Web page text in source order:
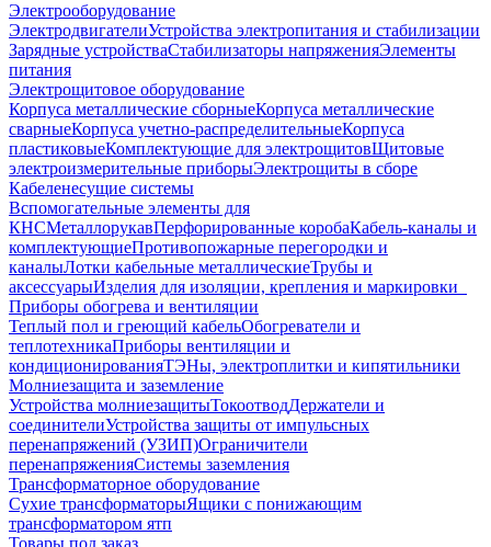
Электрооборудование
ЭлектродвигателиУстройства электропитания и стабилизации
Зарядные устройстваСтабилизаторы напряженияЭлементы
питания
Электрощитовое оборудование
Корпуса металлические сборныеКорпуса металлические
сварныеКорпуса учетно-распределительныеКорпуса
пластиковыеКомплектующие для электрощитовЩитовые
электроизмерительные приборыЭлектрощиты в сборе
Кабеленесущие системы
Вспомогательные элементы для
КНСМеталлорукавПерфорированные коробаКабель-каналы и
комплектующиеПротивопожарные перегородки и
каналыЛотки кабельные металлическиеТрубы и
аксессуарыИзделия для изоляции, крепления и маркировки
Приборы обогрева и вентиляции
Теплый пол и греющий кабельОбогреватели и
теплотехникаПриборы вентиляции и
кондиционированияТЭНы, электроплитки и кипятильники
Молниезащита и заземление
Устройства молниезащитыТокоотводДержатели и
соединителиУстройства защиты от импульсных
перенапряжений (УЗИП)Ограничители
перенапряженияСистемы заземления
Трансформаторное оборудование
Сухие трансформаторыЯщики с понижающим
трансформатором ятп
Товары под заказ